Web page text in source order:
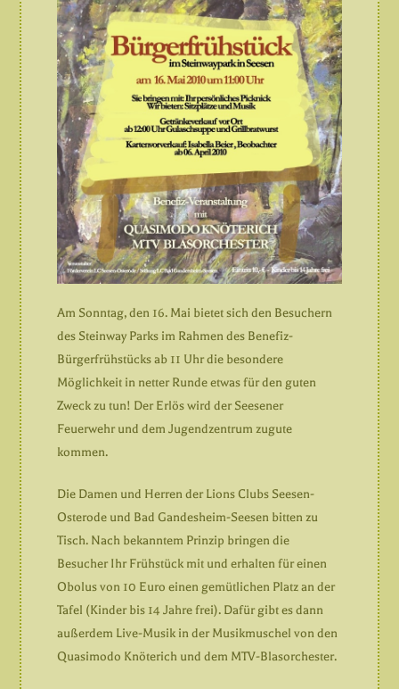
Am Sonntag, den 16. Mai bietet sich den Besuchern
des Steinway Parks im Rahmen des Benefiz-
Bürgerfrühstücks ab 11 Uhr die besondere
Möglichkeit in netter Runde etwas für den guten
Zweck zu tun! Der Erlös wird der Seesener
Feuerwehr und dem Jugendzentrum zugute
kommen.
Die Damen und Herren der Lions Clubs Seesen-
Osterode und Bad Gandesheim-Seesen bitten zu
Tisch. Nach bekanntem Prinzip bringen die
Besucher Ihr Frühstück mit und erhalten für einen
Obolus von 10 Euro einen gemütlichen Platz an der
Tafel (Kinder bis 14 Jahre frei). Dafür gibt es dann
außerdem Live-Musik in der Musikmuschel von den
Quasimodo Knöterich und dem MTV-Blasorchester.